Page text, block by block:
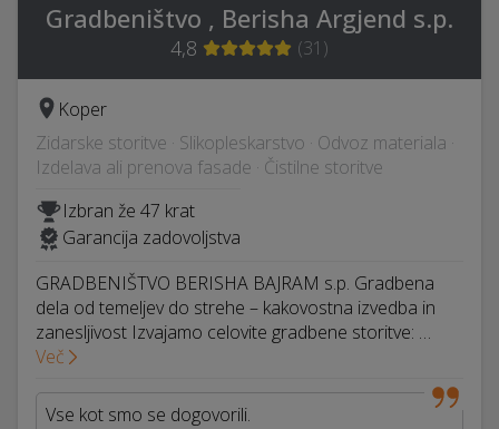
Gradbeništvo , Berisha Argjend s.p.
4,8 (31 )
Koper
Zidarske storitve · Slikopleskarstvo · Odvoz materiala ·
Izdelava ali prenova fasade · Čistilne storitve
Izbran že 47 krat
Garancija zadovoljstva
GRADBENIŠTVO BERISHA BAJRAM s.p. Gradbena
dela od temeljev do strehe – kakovostna izvedba in
zanesljivost Izvajamo celovite gradbene storitve: …
Več
Vse kot smo se dogovorili.